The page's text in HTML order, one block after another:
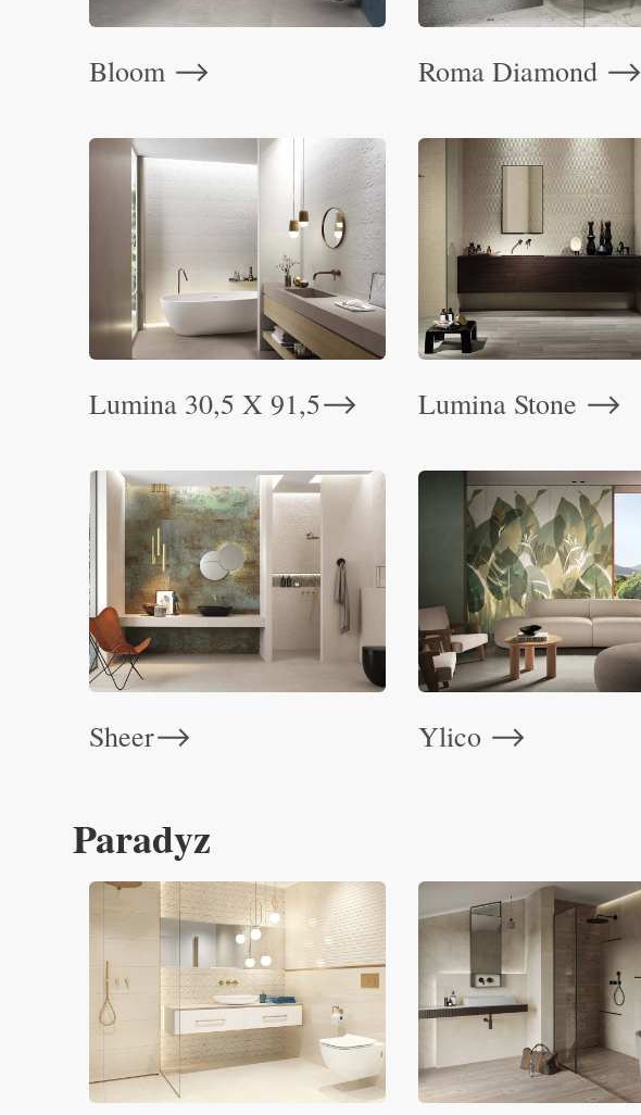
Bloom ⟶ Roma Diamond ⟶
Lumina 30,5 X 91,5⟶ Lumina Stone ⟶
Sheer⟶ Ylico ⟶
Paradyz